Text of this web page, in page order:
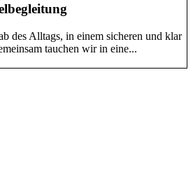
des Alltags, in einem sicheren und klar
tauchen wir in eine...